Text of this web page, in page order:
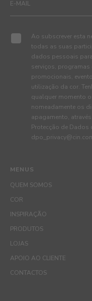
MENUS
QUEM SOMOS
COR
INSPIRAÇÃO
PRODUTOS
LOJAS
APOIO AO CLIENTE
CONTACTOS
Ao subscrever esta
todas as suas
dados pessoais
serviços, programas
promocionais,
utilização da cor.
qualquer momento
nomeadamente os
apagamento,
Protecção de Dados